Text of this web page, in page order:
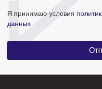
Я принимаю условия
данных